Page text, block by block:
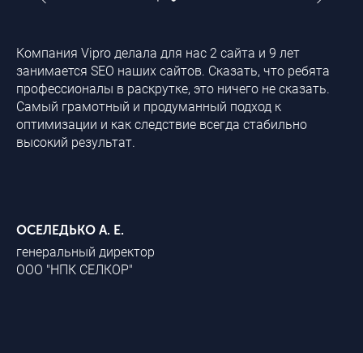
Компания Vipro делала для нас 2 сайта и 9 лет
занимается SEO наших сайтов. Сказать, что ребята
профессионалы в раскрутке, это ничего не сказать.
Самый грамотный и продуманный подход к
оптимизации и как следствие всегда стабильно
высокий результат.
ОСЕЛЕДЬКО А. Е.
генеральный директор
ООО "НПК СЕЛКОР"